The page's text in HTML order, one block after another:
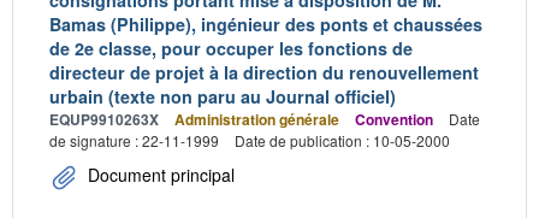
Bamas (Philippe), ingénieur des ponts et chaussées
de 2e classe, pour occuper les fonctions de
directeur de projet à la direction du renouvellement
urbain (texte non paru au Journal officiel)
EQUP9910263X Administration générale Convention
Date
de signature : 22-11-1999
Date de publication : 10-05-2000
Document principal